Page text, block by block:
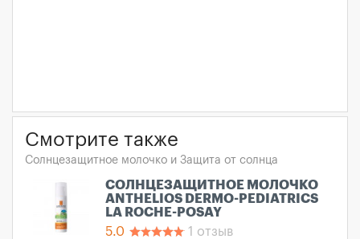
Смотрите также
Солнцезащитное молочко и Защита от солнца
СОЛНЦЕЗАЩИТНОЕ МОЛОЧКО
ANTHELIOS DERMO-PEDIATRICS
LA ROCHE-POSAY
5.0
1 отзыв